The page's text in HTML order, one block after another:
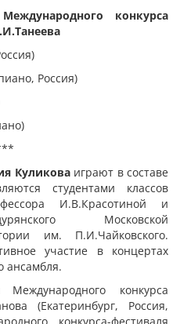
конкурса
Россия)
Куликоваиграют в составе
студентами классов
И.В.Красотиной и
Московской
им. П.И.Чайковского.
участие в концертах
ансамбля.
конкурса
(Екатеринбург, Россия,